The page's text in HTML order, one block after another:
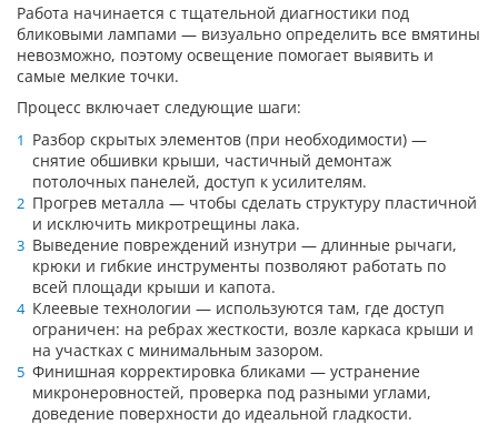
Работа начинается с тщательной диагностики под
бликовыми лампами — визуально определить все вмятины
невозможно, поэтому освещение помогает выявить и
самые мелкие точки.
Процесс включает следующие шаги:
Разбор скрытых элементов (при необходимости) —
снятие обшивки крыши, частичный демонтаж
потолочных панелей, доступ к усилителям.
Прогрев металла — чтобы сделать структуру пластичной
и исключить микротрещины лака.
Выведение повреждений изнутри — длинные рычаги,
крюки и гибкие инструменты позволяют работать по
всей площади крыши и капота.
Клеевые технологии — используются там, где доступ
ограничен: на ребрах жесткости, возле каркаса крыши и
на участках с минимальным зазором.
Финишная корректировка бликами — устранение
микронеровностей, проверка под разными углами,
доведение поверхности до идеальной гладкости.